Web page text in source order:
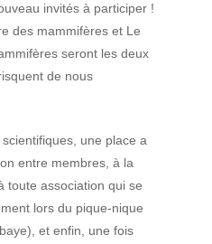
invités à participer !
des mammifères et Le
seront les deux
de nous
une place a
entre membres, à la
toute association qui se
lors du pique-nique
et enfin, une fois